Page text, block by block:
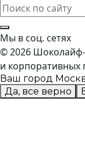
Мы в соц. сетях
© 2026
и корпоративных